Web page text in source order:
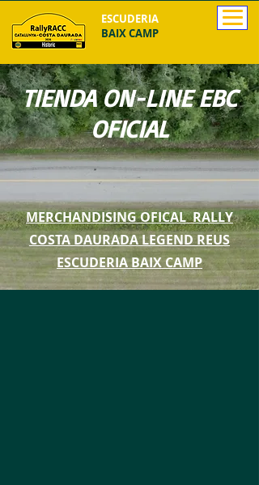
ESCUDERIA
BAIX CAMP
TIENDA ON-LINE EBC
OFICIAL
MERCHANDISING OFICAL RALLY
COSTA DAURADA LEGEND REUS
ESCUDERIA BAIX CAMP